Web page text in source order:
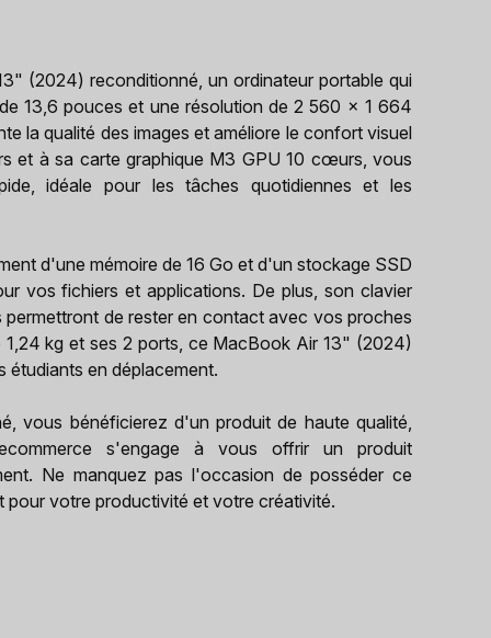
(2024) reconditionné, un ordinateur portable qui
13,6 pouces et une résolution de 2 560 x 1 664
la qualité des images et améliore le confort visuel
et à sa carte graphique M3 GPU 10 cœurs, vous
idéale pour les tâches quotidiennes et les
d'une mémoire de 16 Go et d'un stockage SSD
vos fichiers et applications. De plus, son clavier
de rester en contact avec vos proches
kg et ses 2 ports, ce MacBook Air 13" (2024)
étudiants en déplacement.
vous bénéficierez d'un produit de haute qualité,
s'engage à vous offrir un produit
Ne manquez pas l'occasion de posséder ce
votre productivité et votre créativité.